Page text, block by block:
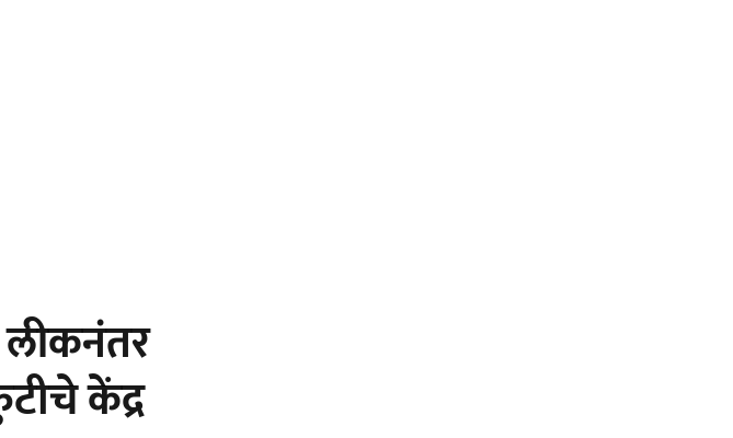
लीकनंतर
केंद्र